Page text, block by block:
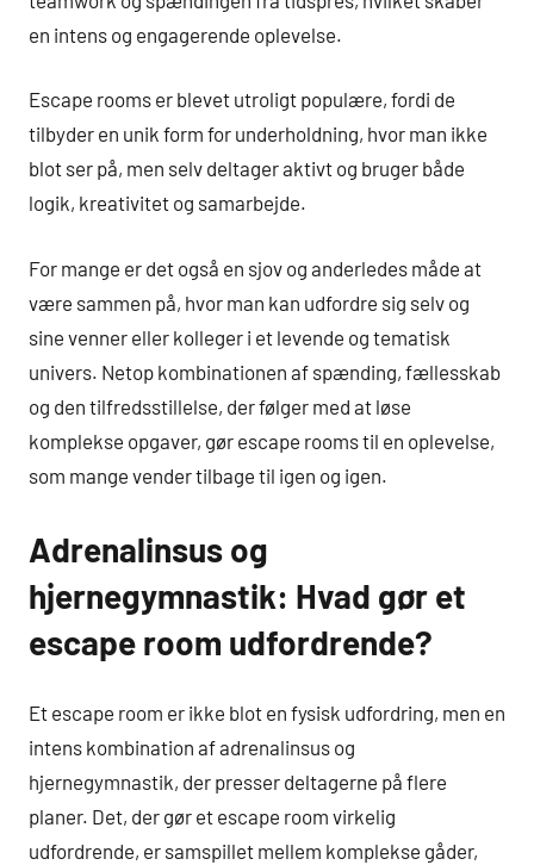
en intens og engagerende oplevelse.
Escape rooms er blevet utroligt populære, fordi de
tilbyder en unik form for underholdning, hvor man ikke
blot ser på, men selv deltager aktivt og bruger både
logik, kreativitet og samarbejde.
For mange er det også en sjov og anderledes måde at
være sammen på, hvor man kan udfordre sig selv og
sine venner eller kolleger i et levende og tematisk
univers. Netop kombinationen af spænding, fællesskab
og den tilfredsstillelse, der følger med at løse
komplekse opgaver, gør escape rooms til en oplevelse,
som mange vender tilbage til igen og igen.
Adrenalinsus og
hjernegymnastik: Hvad gør et
escape room udfordrende?
Et escape room er ikke blot en fysisk udfordring, men en
intens kombination af adrenalinsus og
hjernegymnastik, der presser deltagerne på flere
planer. Det, der gør et escape room virkelig
udfordrende, er samspillet mellem komplekse gåder,